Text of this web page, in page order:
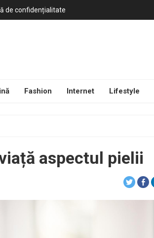
de confidențialitate
Fashion Internet Lifestyle
aspectul pielii